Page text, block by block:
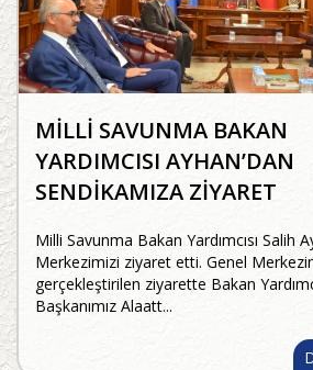
MİLLİ SAVUNMA BAKAN
YARDIMCISI AYHAN’DAN
SENDİKAMIZA ZİYARET
Milli Savunma Bakan Yardımcısı Salih
Merkezimizi ziyaret etti. Genel
gerçekleştirilen ziyarette Bakan
Başkanımız Alaatt...